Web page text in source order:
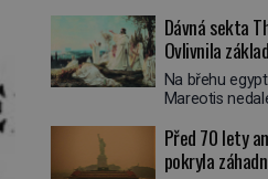
poloprůhledná
oltáře je duch
století s bílým
obličej, který
zakrývá lepru
považují vše
vlastně vznikla
Dávná sekta
Ovlivnila
Na břehu
Mareotis
uzavřená
Každý obývá
věnuje
Před 70 lety
pokryla